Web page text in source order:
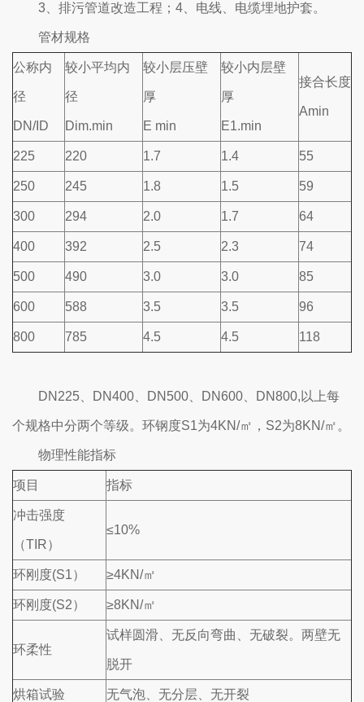
3、排污管道改造工程；4、电线、电缆埋地护套。
管材规格
公称内
径
DN/ID
较小平均内
径
Dim.min
较小层压壁
厚
E min
较小内层壁
厚
E1.min
接合长度
Amin
225 220 1.7 1.4 55
250 245 1.8 1.5 59
300 294 2.0 1.7 64
400 392 2.5 2.3 74
500 490 3.0 3.0 85
600 588 3.5 3.5 96
800 785 4.5 4.5 118
DN225、DN400、DN500、DN600、DN800,以上每
个规格中分两个等级。环钢度S1为4KN/㎡，S2为8KN/㎡。
物理性能指标
项目 指标
冲击强度
（TIR）
≤10%
环刚度(S1） ≥4KN/㎡
环刚度(S2） ≥8KN/㎡
环柔性
试样圆滑、无反向弯曲、无破裂。两壁无
脱开
烘箱试验 无气泡、无分层、无开裂